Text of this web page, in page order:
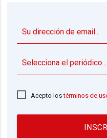
Acepto lostérminos de